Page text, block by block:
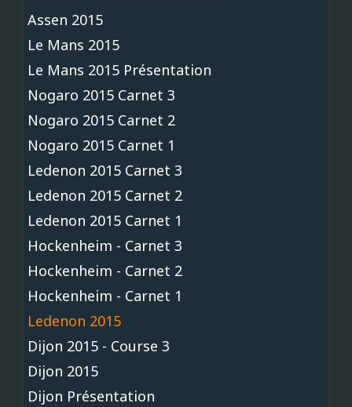
Assen 2015
Le Mans 2015
Le Mans 2015 Présentation
Nogaro 2015 Carnet 3
Nogaro 2015 Carnet 2
Nogaro 2015 Carnet 1
Ledenon 2015 Carnet 3
Ledenon 2015 Carnet 2
Ledenon 2015 Carnet 1
Hockenheim - Carnet 3
Hockenheim - Carnet 2
Hockenheim - Carnet 1
Ledenon 2015
Dijon 2015 - Course 3
Dijon 2015
Dijon Présentation